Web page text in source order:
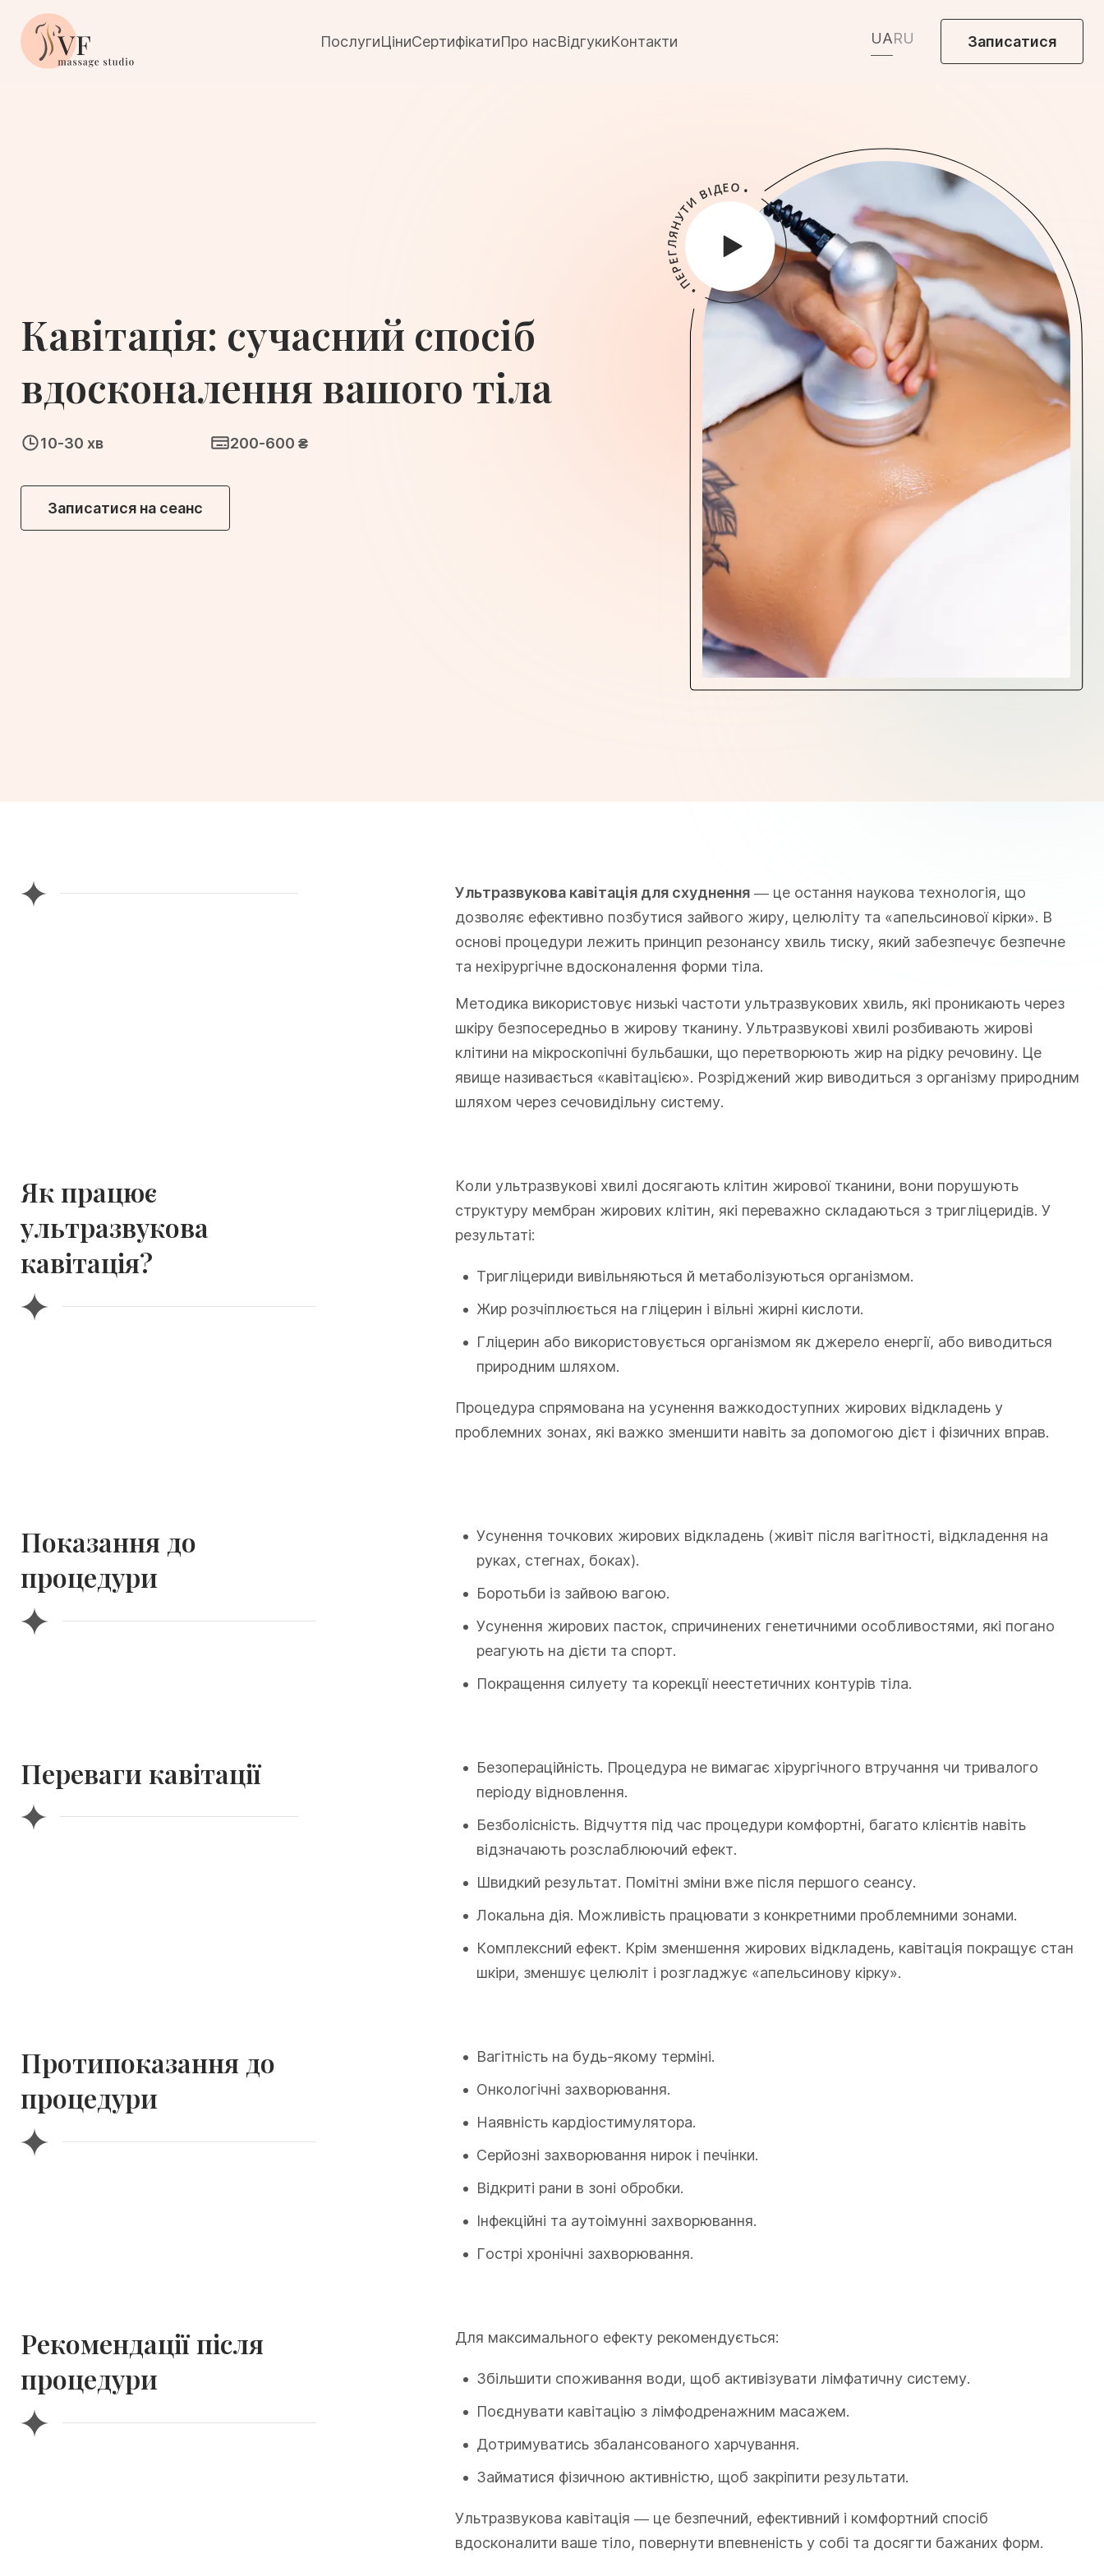
ПослугиЦіниСертифікатиПро насВідгукиКонтакти UARU Записатися
Кавітація: сучасний спосіб
вдосконалення вашого тіла
10-30 хв 200-600 ₴
Записатися на сеанс
Ультразвукова кавітація для схуднення — це остання наукова технологія, що
дозволяє ефективно позбутися зайвого жиру, целюліту та «апельсинової кірки». В
основі процедури лежить принцип резонансу хвиль тиску, який забезпечує безпечне
та нехірургічне вдосконалення форми тіла.
Методика використовує низькі частоти ультразвукових хвиль, які проникають через
шкіру безпосередньо в жирову тканину. Ультразвукові хвилі розбивають жирові
клітини на мікроскопічні бульбашки, що перетворюють жир на рідку речовину. Це
явище називається «кавітацією». Розріджений жир виводиться з організму природним
шляхом через сечовидільну систему.
Як працює
ультразвукова
кавітація?
Коли ультразвукові хвилі досягають клітин жирової тканини, вони порушують
структуру мембран жирових клітин, які переважно складаються з тригліцеридів. У
результаті:
Тригліцериди вивільняються й метаболізуються організмом.
Жир розчіплюється на гліцерин і вільні жирні кислоти.
Гліцерин або використовується організмом як джерело енергії, або виводиться
природним шляхом.
Процедура спрямована на усунення важкодоступних жирових відкладень у
проблемних зонах, які важко зменшити навіть за допомогою дієт і фізичних вправ.
Показання до
процедури
Усунення точкових жирових відкладень (живіт після вагітності, відкладення на
руках, стегнах, боках).
Боротьби із зайвою вагою.
Усунення жирових пасток, спричинених генетичними особливостями, які погано
реагують на дієти та спорт.
Покращення силуету та корекції неестетичних контурів тіла.
Переваги кавітації
Безопераційність. Процедура не вимагає хірургічного втручання чи тривалого
періоду відновлення.
Безболісність. Відчуття під час процедури комфортні, багато клієнтів навіть
відзначають розслаблюючий ефект.
Швидкий результат. Помітні зміни вже після першого сеансу.
Локальна дія. Можливість працювати з конкретними проблемними зонами.
Комплексний ефект. Крім зменшення жирових відкладень, кавітація покращує стан
шкіри, зменшує целюліт і розгладжує «апельсинову кірку».
Протипоказання до
процедури
Вагітність на будь-якому терміні.
Онкологічні захворювання.
Наявність кардіостимулятора.
Серйозні захворювання нирок і печінки.
Відкриті рани в зоні обробки.
Інфекційні та аутоімунні захворювання.
Гострі хронічні захворювання.
Рекомендації після
процедури
Для максимального ефекту рекомендується:
Збільшити споживання води, щоб активізувати лімфатичну систему.
Поєднувати кавітацію з лімфодренажним масажем.
Дотримуватись збалансованого харчування.
Займатися фізичною активністю, щоб закріпити результати.
Ультразвукова кавітація — це безпечний, ефективний і комфортний спосіб
вдосконалити ваше тіло, повернути впевненість у собі та досягти бажаних форм.